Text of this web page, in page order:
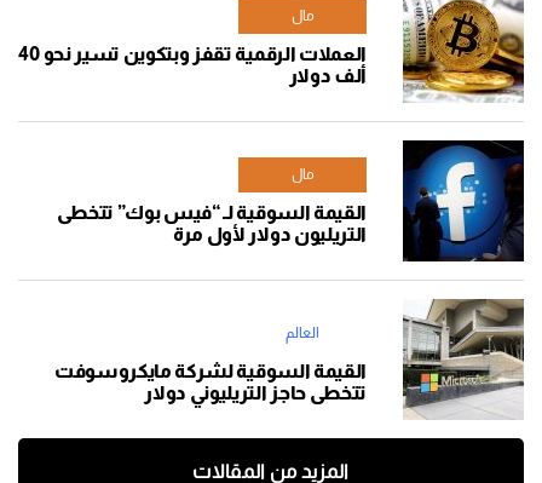
مال
العملات الرقمية تقفز وبتكوين تسير نحو 40
ألف دولار
مال
القيمة السوقية لـ “فيس بوك” تتخطى
التريليون دولار لأول مرة
العالم
القيمة السوقية لشركة مايكروسوفت
تتخطى حاجز التريليوني دولار
المزيد من المقالات